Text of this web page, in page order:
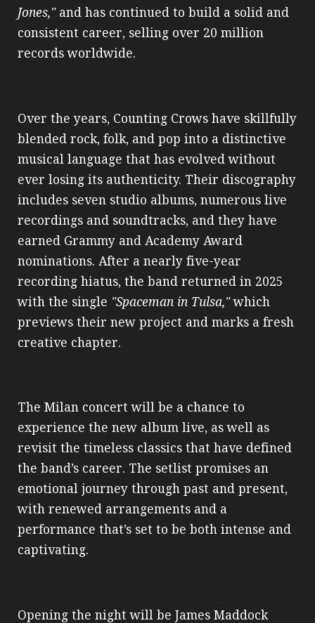
Jones,"and has continued to build a solid and
consistent career, selling over 20 million
records worldwide.
Over the years, Counting Crows have skillfully
blended rock, folk, and pop into a distinctive
musical language that has evolved without
ever losing its authenticity. Their discography
includes seven studio albums, numerous live
recordings and soundtracks, and they have
earned Grammy and Academy Award
nominations. After a nearly five-year
recording hiatus, the band returned in 2025
with the single "Spaceman in Tulsa,"which
previews their new project and marks a fresh
creative chapter.
The Milan concert will be a chance to
experience the new album live, as well as
revisit the timeless classics that have defined
the band’s career. The setlist promises an
emotional journey through past and present,
with renewed arrangements and a
performance that’s set to be both intense and
captivating.
Opening the night will be James Maddock